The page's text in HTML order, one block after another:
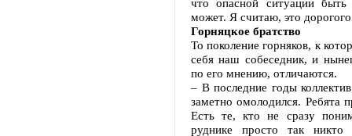
что опасной ситуации
может. Я считаю, это
Горняцкое братство
То поколение горняков, к
себя наш собеседник, и
по его мнению, отличаются.
– В последние годы
заметно омолодился. Ребята
Есть те, кто не сразу
руднике просто так